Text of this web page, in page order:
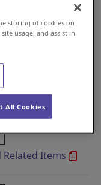
Related Items
storing of cookies on
usage, and assist in
All Cookies